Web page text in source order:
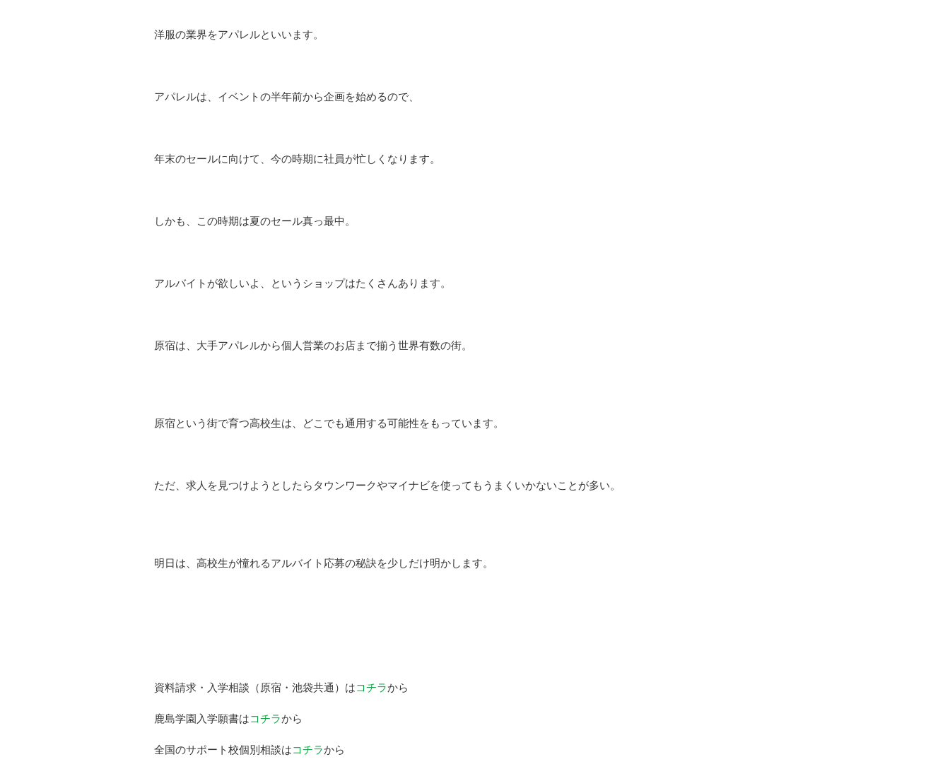
洋服の業界をアパレルといいます。
アパレルは、イベントの半年前から企画を始めるので、
年末のセールに向けて、今の時期に社員が忙しくなります。
しかも、この時期は夏のセール真っ最中。
アルバイトが欲しいよ、というショップはたくさんあります。
原宿は、大手アパレルから個人営業のお店まで揃う世界有数の街。
原宿という街で育つ高校生は、どこでも通用する可能性をもっています。
ただ、求人を見つけようとしたらタウンワークやマイナビを使ってもうまくいかないことが多い。
明日は、高校生が憧れるアルバイト応募の秘訣を少しだけ明かします。
資料請求・入学相談（原宿・池袋共通）はコチラから
鹿島学園入学願書はコチラから
全国のサポート校個別相談はコチラから